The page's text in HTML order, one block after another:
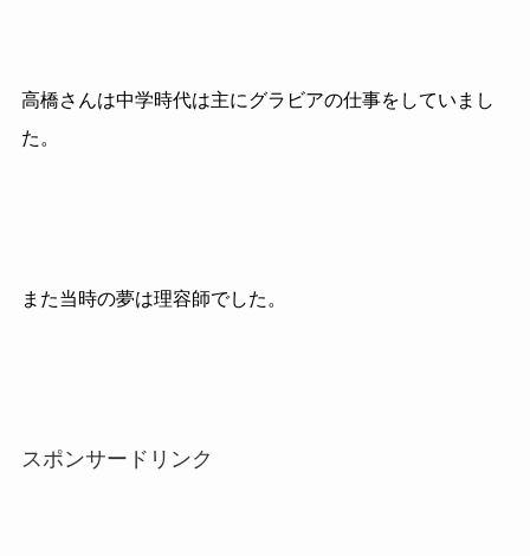
高橋さんは中学時代は主にグラビアの仕事をしていまし
た。
また当時の夢は理容師でした。
スポンサードリンク